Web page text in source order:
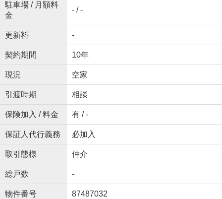
駐車場 / 月額料
金
- / -
更新料 -
契約期間 10年
現況 空家
引渡時期 相談
保険加入 / 料金 有 / -
保証人代行義務 必加入
取引態様 仲介
総戸数 -
物件番号 87487032